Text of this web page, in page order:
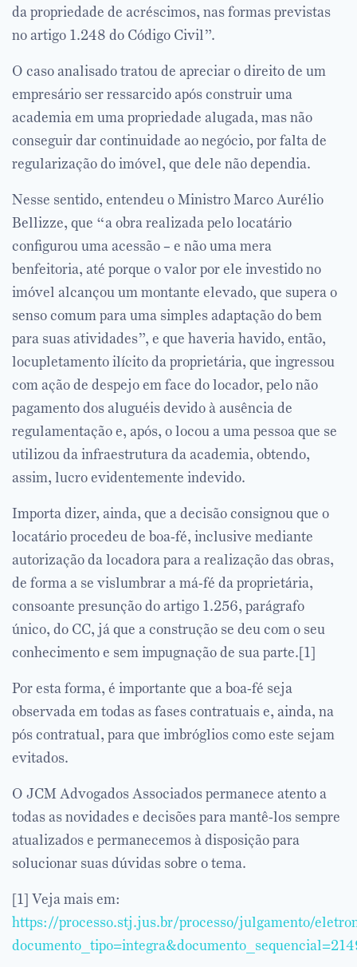
da propriedade de acréscimos, nas formas previstas
no artigo 1.248 do Código Civil”.
O caso analisado tratou de apreciar o direito de um
empresário ser ressarcido após construir uma
academia em uma propriedade alugada, mas não
conseguir dar continuidade ao negócio, por falta de
regularização do imóvel, que dele não dependia.
Nesse sentido, entendeu o Ministro Marco Aurélio
Bellizze, que “a obra realizada pelo locatário
configurou uma acessão – e não uma mera
benfeitoria, até porque o valor por ele investido no
imóvel alcançou um montante elevado, que supera o
senso comum para uma simples adaptação do bem
para suas atividades”, e que haveria havido, então,
locupletamento ilícito da proprietária, que ingressou
com ação de despejo em face do locador, pelo não
pagamento dos aluguéis devido à ausência de
regulamentação e, após, o locou a uma pessoa que se
utilizou da infraestrutura da academia, obtendo,
assim, lucro evidentemente indevido.
Importa dizer, ainda, que a decisão consignou que o
locatário procedeu de boa-fé, inclusive mediante
autorização da locadora para a realização das obras,
de forma a se vislumbrar a má-fé da proprietária,
consoante presunção do artigo 1.256, parágrafo
único, do CC, já que a construção se deu com o seu
conhecimento e sem impugnação de sua parte.[1]
Por esta forma, é importante que a boa-fé seja
observada em todas as fases contratuais e, ainda, na
pós contratual, para que imbróglios como este sejam
evitados.
O JCM Advogados Associados permanece atento a
todas as novidades e decisões para mantê-los sempre
atualizados e permanecemos à disposição para
solucionar suas dúvidas sobre o tema.
[1] Veja mais em:
https://processo.stj.jus.br/processo/julgamento/